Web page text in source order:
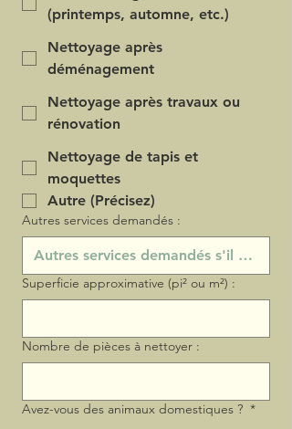
(printemps, automne, etc.)
Nettoyage après
déménagement
Nettoyage après travaux ou
rénovation
Nettoyage de tapis et
moquettes
Autre (Précisez)
Autres services demandés :
Superficie approximative (pi² ou m²) :
Nombre de pièces à nettoyer :
Avez-vous des animaux domestiques ? *